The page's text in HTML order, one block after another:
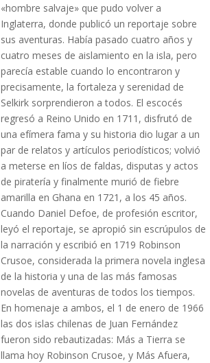
«hombre salvaje» que pudo volver a
Inglaterra, donde publicó un reportaje sobre
sus aventuras. Había pasado cuatro años y
cuatro meses de aislamiento en la isla, pero
parecía estable cuando lo encontraron y
precisamente, la fortaleza y serenidad de
Selkirk sorprendieron a todos. El escocés
regresó a Reino Unido en 1711, disfrutó de
una efímera fama y su historia dio lugar a un
par de relatos y artículos periodísticos; volvió
a meterse en líos de faldas, disputas y actos
de piratería y finalmente murió de fiebre
amarilla en Ghana en 1721, a los 45 años.
Cuando Daniel Defoe, de profesión escritor,
leyó el reportaje, se apropió sin escrúpulos de
la narración y escribió en 1719 Robinson
Crusoe, considerada la primera novela inglesa
de la historia y una de las más famosas
novelas de aventuras de todos los tiempos.
En homenaje a ambos, el 1 de enero de 1966
las dos islas chilenas de Juan Fernández
fueron sido rebautizadas: Más a Tierra se
llama hoy Robinson Crusoe, y Más Afuera,